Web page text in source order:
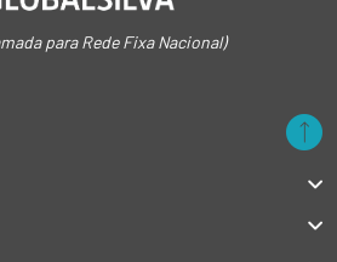
para Rede Fixa Nacional)